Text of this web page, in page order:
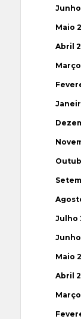
Junho
Maio
Abril
Julho
Junho
Maio
Abril